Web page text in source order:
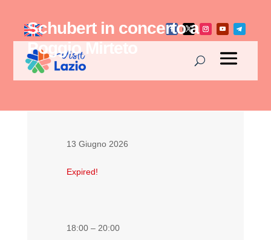
Schubert in concerto a
Poggio Mirteto
13 Giugno 2026
Expired!
18:00 – 20:00